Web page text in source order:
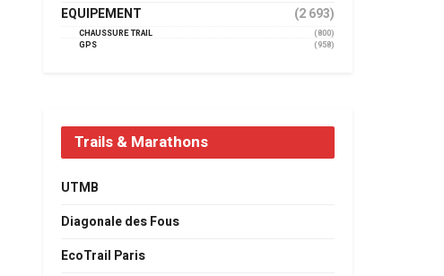
EQUIPEMENT (2 693)
CHAUSSURE TRAIL
(800)
GPS
(958)
Trails & Marathons
UTMB
Diagonale des Fous
EcoTrail Paris